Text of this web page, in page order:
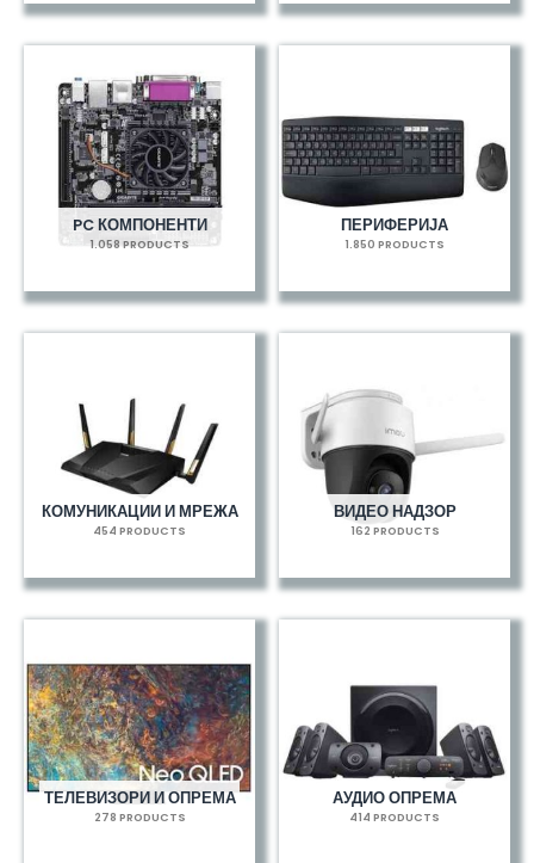
PC КОМПОНЕНТИ
1.058 PRODUCTS
ПЕРИФЕРИЈА
1.850 PRODUCTS
КОМУНИКАЦИИ И МРЕЖА
454 PRODUCTS
ВИДЕО НАДЗОР
162 PRODUCTS
ТЕЛЕВИЗОРИ И ОПРЕМА
278 PRODUCTS
АУДИО ОПРЕМА
414 PRODUCTS